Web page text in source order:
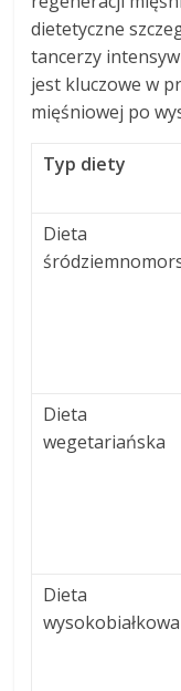
dietetyczne
tancerzy
jest kluczowe w
mięśniowej po
Typ diety
Dieta
Dieta
wegetariańska
Dieta
wysokobiałkowa